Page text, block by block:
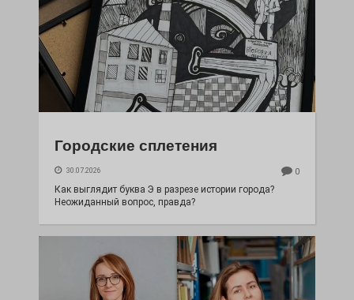
Городские сплетения
30.07.2026 0
Как выглядит буква Э в разрезе истории города?
Неожиданный вопрос, правда?